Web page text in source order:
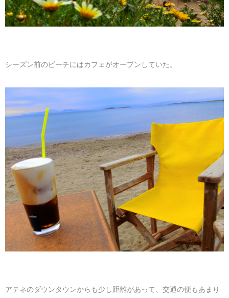
シーズン前のビーチにはカフェがオープンしていた。
アテネのダウンタウンからも少し距離があって、交通の便もあまり